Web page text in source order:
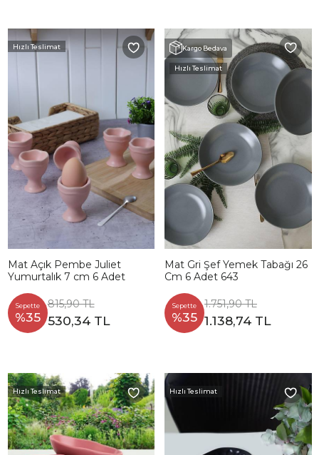
Hızlı Teslimat
Mat Açık Pembe Juliet
Yumurtalık 7 cm 6 Adet
Sepette
%35
815,90 TL
530,34 TL
Kargo Bedava
Hızlı Teslimat
Mat Gri Şef Yemek Tabağı 26
Cm 6 Adet 643
Sepette
%35
1.751,90 TL
1.138,74 TL
Hızlı Teslimat Hızlı Teslimat